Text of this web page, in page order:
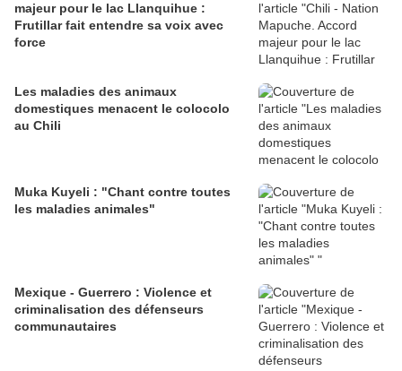
majeur pour le lac Llanquihue :
Frutillar fait entendre sa voix avec
force
Les maladies des animaux
domestiques menacent le colocolo
au Chili
Muka Kuyeli : "Chant contre toutes
les maladies animales"
Mexique - Guerrero : Violence et
criminalisation des défenseurs
communautaires